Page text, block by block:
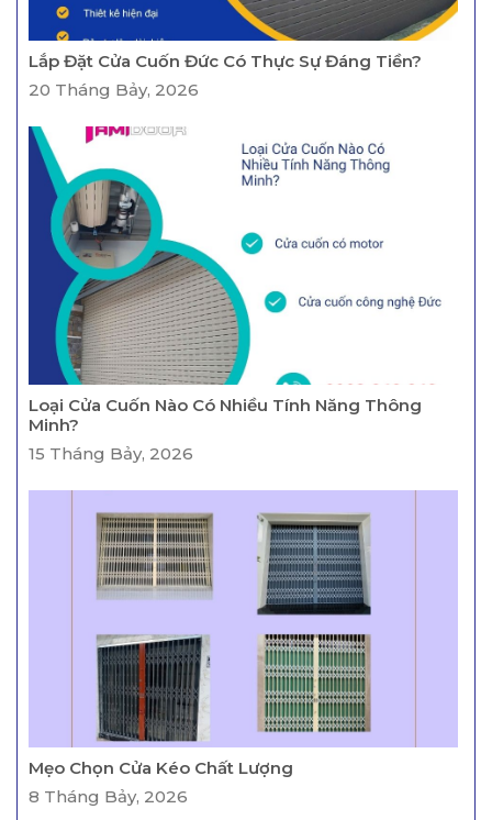
Lắp Đặt Cửa Cuốn Đức Có Thực Sự Đáng Tiền?
20 Tháng Bảy, 2026
Loại Cửa Cuốn Nào Có Nhiều Tính Năng Thông
Minh?
15 Tháng Bảy, 2026
Mẹo Chọn Cửa Kéo Chất Lượng
8 Tháng Bảy, 2026